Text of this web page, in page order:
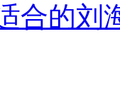
合的刘